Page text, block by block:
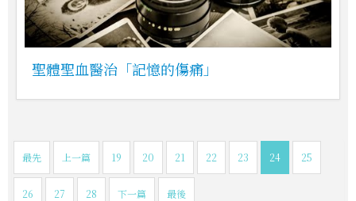
聖體聖血醫治「記憶的傷痛」
最先 上一篇 19 20 21 22 23 24 25
26 27 28 下一篇 最後